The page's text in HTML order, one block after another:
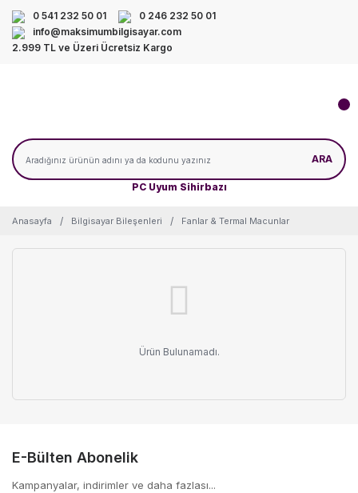
0 541 232 50 01
0 246 232 50 01
info@maksimumbilgisayar.com
2.999 TL ve Üzeri Ücretsiz Kargo
PC Uyum Sihirbazı
ARA
Anasayfa Bilgisayar Bileşenleri Fanlar & Termal Macunlar
Ürün Bulunamadı.
E-Bülten Abonelik
Kampanyalar, indirimler ve daha fazlası...